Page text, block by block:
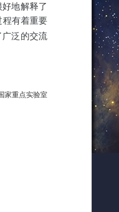
地解释了
程有着重要
广泛的交流
家重点实验室